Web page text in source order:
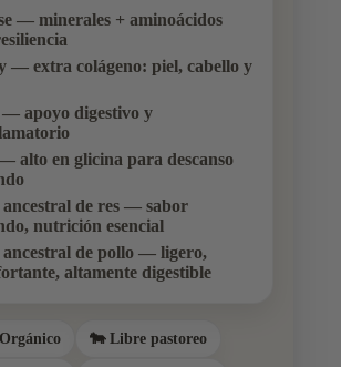
— minerales + aminoácidos
— extra colágeno: piel, cabello y
apoyo digestivo y
alto en glicina para descanso
de res— sabor
nutrición esencial
de pollo— ligero,
altamente digestible
🐄 Libre pastoreo